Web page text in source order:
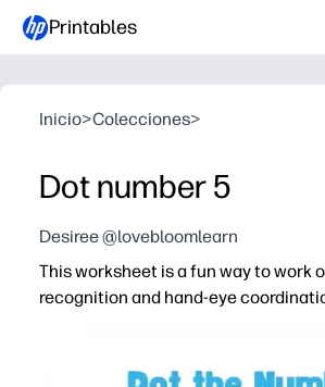
Printables
Inicio>Colecciones>
Dot number 5
Desiree @lovebloomlearn
This worksheet is a fun way to work
recognition and hand-eye